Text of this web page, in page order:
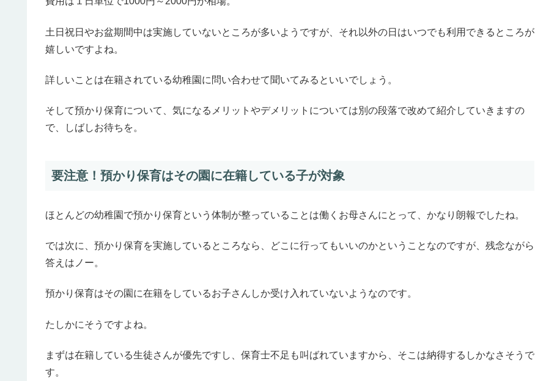
土日祝日やお盆期間中は実施していないところが多いようですが、それ以外の日はいつでも利用できるところが
嬉しいですよね。
詳しいことは在籍されている幼稚園に問い合わせて聞いてみるといいでしょう。
そして預かり保育について、気になるメリットやデメリットについては別の段落で改めて紹介していきますの
で、しばしお待ちを。
要注意！預かり保育はその園に在籍している子が対象
ほとんどの幼稚園で預かり保育という体制が整っていることは働くお母さんにとって、かなり朗報でしたね。
では次に、預かり保育を実施しているところなら、どこに行ってもいいのかということなのですが、残念ながら
答えはノー。
預かり保育はその園に在籍をしているお子さんしか受け入れていないようなのです。
たしかにそうですよね。
まずは在籍している生徒さんが優先ですし、保育士不足も叫ばれていますから、そこは納得するしかなさそうで
す。